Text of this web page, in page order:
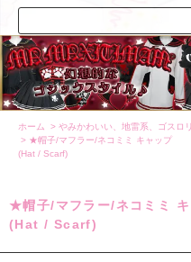
ホーム > やみかわいい、地雷系、ゴスロ
> ★帽子/マフラー/ネコミミ キャップ
(Hat / Scarf)
★帽子/マフラー/ネコミミ
(Hat / Scarf)